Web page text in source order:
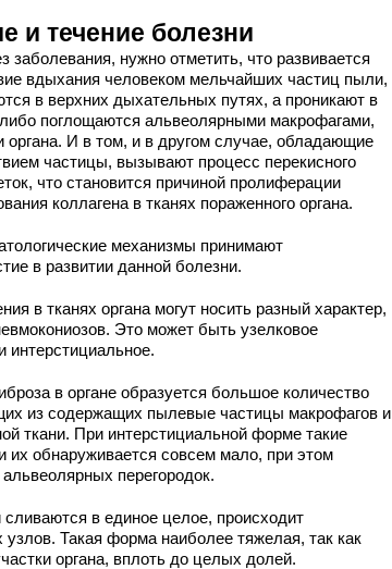
и течение болезни
заболевания, нужно отметить, что развивается
вдыхания человеком мельчайших частиц пыли,
в верхних дыхательных путях, а проникают в
поглощаются альвеолярными макрофагами,
органа. И в том, и в другом случае, обладающие
частицы, вызывают процесс перекисного
что становится причиной пролиферации
коллагена в тканях пораженного органа.
механизмы принимают
в развитии данной болезни.
в тканях органа могут носить разный характер,
Это может быть узелковое
интерстициальное.
в органе образуется большое количество
из содержащих пылевые частицы макрофагов и
ткани. При интерстициальной форме такие
их обнаруживается совсем мало, при этом
перегородок.
в единое целое, происходит
Такая форма наиболее тяжелая, так как
органа, вплоть до целых долей.